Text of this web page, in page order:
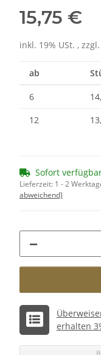
15,75 €
inkl. 19% USt. , zzgl.
ab
6
12
Sofort
Lieferzeit: 1 - 2
abweichend)
erhalten